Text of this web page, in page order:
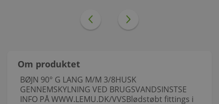
Om produktet
BØJN 90° G LANG M/M 3/8HUSK
GENNEMSKYLNING VED BRUGSVANDSINSTSE
INFO PÅ WWW.LEMU.DK/VVSBlødstøbt fittings i